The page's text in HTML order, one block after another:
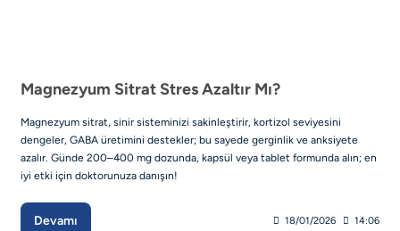
Magnezyum Sitrat Stres Azaltır Mı?
Magnezyum sitrat, sinir sisteminizi sakinleştirir, kortizol seviyesini
dengeler, GABA üretimini destekler; bu sayede gerginlik ve anksiyete
azalır. Günde 200–400 mg dozunda, kapsül veya tablet formunda alın; en
iyi etki için doktorunuza danışın!
Devamı 18/01/2026 14:06